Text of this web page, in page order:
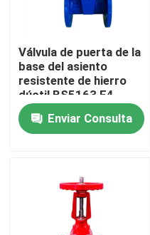
Hogar
productos
Vídeos
Sobre nosotros
Tour por la fábrica
Válvula de puerta de la
base del asiento
resistente de hierro
dúctil BS5163 F4
Awwa
Enviar Consulta